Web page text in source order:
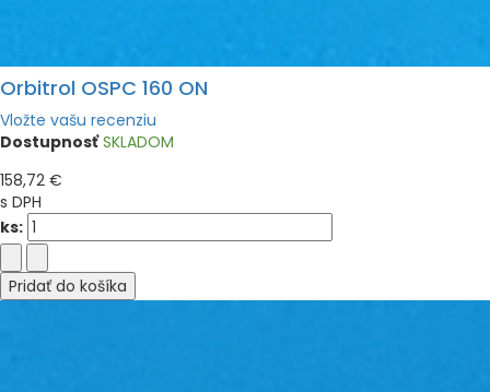
Orbitrol OSPC 160 ON
Vložte vašu recenziu
Dostupnosť SKLADOM
158,72 €
s DPH
ks:
Pridať do košíka